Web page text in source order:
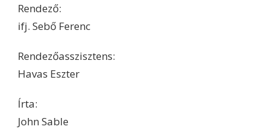
Rendező:
ifj. Sebő Ferenc
Rendezőasszisztens:
Havas Eszter
Írta:
John Sable